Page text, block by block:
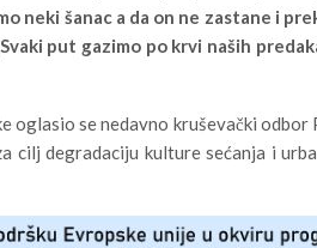
neki šanac a da on ne zastane i
put gazimo po krvi naših
oglasio se nedavno kruševački odbor
cilj degradaciju kulture sećanja i